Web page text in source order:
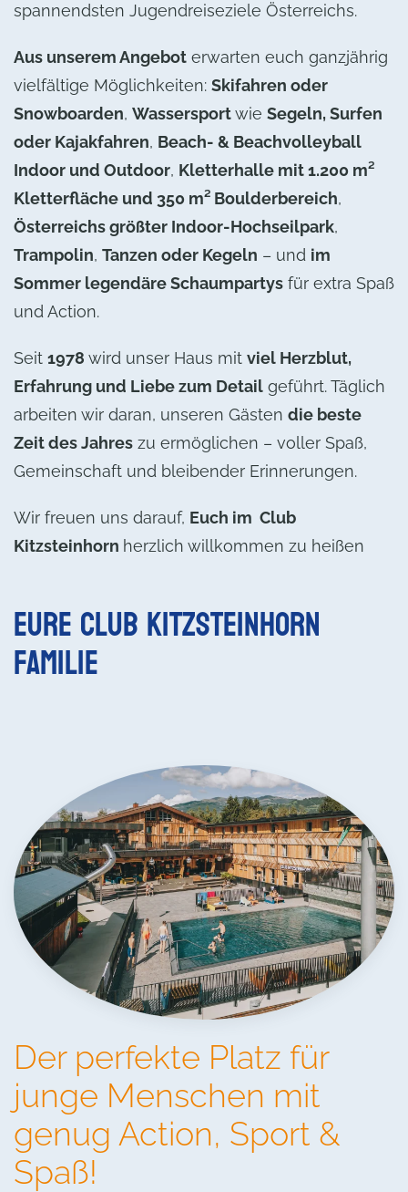
spannendsten Jugendreiseziele Österreichs.
Aus unserem Angebot erwarten euch ganzjährig
vielfältige Möglichkeiten: Skifahren oder
Snowboarden, Wassersportwie Segeln, Surfen
oder Kajakfahren, Beach- & Beachvolleyball
Indoor und Outdoor, Kletterhalle mit 1.200 m²
Kletterfläche und 350 m² Boulderbereich,
Österreichs größter Indoor-Hochseilpark,
Trampolin, Tanzen oder Kegeln – und im
Sommer legendäre Schaumpartys für extra Spaß
und Action.
Seit 1978 wird unser Haus mit viel Herzblut,
Erfahrung und Liebe zum Detail geführt. Täglich
arbeiten wir daran, unseren Gästen die beste
Zeit des Jahres zu ermöglichen – voller Spaß,
Gemeinschaft und bleibender Erinnerungen.
Wir freuen uns darauf, Euch im Club
Kitzsteinhorn herzlich willkommen zu heißen
Eure Club Kitzsteinhorn
Familie
Der perfekte Platz für
junge Menschen mit
genug Action, Sport &
Spaß!